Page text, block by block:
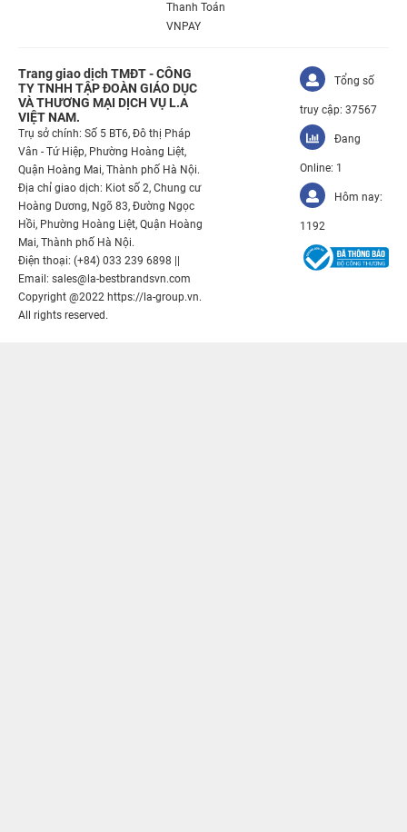
Thanh Toán
VNPAY
Trang giao dịch TMĐT - CÔNG
TY TNHH TẬP ĐOÀN GIÁO DỤC
VÀ THƯƠNG MẠI DỊCH VỤ L.A
VIỆT NAM.
Trụ sở chính: Số 5 BT6, Đô thị Pháp
Vân - Tứ Hiệp, Phường Hoàng Liệt,
Quận Hoàng Mai, Thành phố Hà Nội.
Địa chỉ giao dịch: Kiot số 2, Chung cư
Hoàng Dương, Ngõ 83, Đường Ngọc
Hồi, Phường Hoàng Liệt, Quận Hoàng
Mai, Thành phố Hà Nội.
Điện thoại: (+84) 033 239 6898 ||
Email: sales@la-bestbrandsvn.com
Copyright @2022 https://la-group.vn.
All rights reserved.
Tổng số
truy cập: 37567
Đang
Online: 1
Hôm nay:
1192